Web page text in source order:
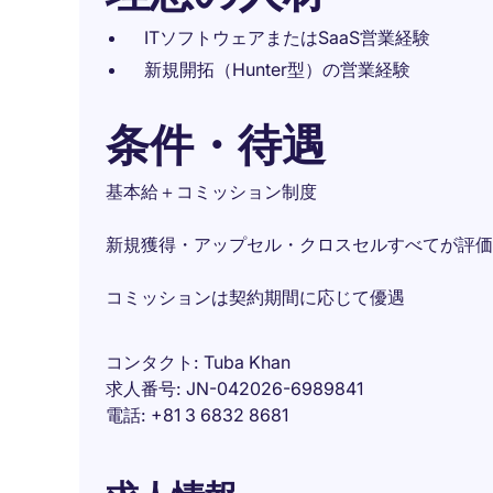
ITソフトウェアまたはSaaS営業経験
新規開拓（Hunter型）の営業経験
条件・待遇
基本給＋コミッション制度
新規獲得・アップセル・クロスセルすべてが評
コミッションは契約期間に応じて優遇
コンタクト
Tuba Khan
求人番号 JN-042026-6989841
電話 +81 3 6832 8681